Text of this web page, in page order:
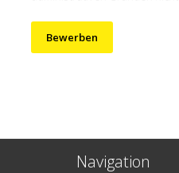
Bewerben
Navigation